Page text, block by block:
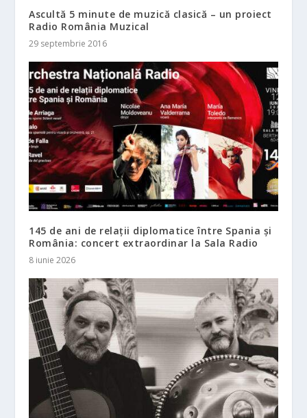
Ascultă 5 minute de muzică clasică – un proiect
Radio România Muzical
29 septembrie 2016
145 de ani de relații diplomatice între Spania și
România: concert extraordinar la Sala Radio
8 iunie 2026